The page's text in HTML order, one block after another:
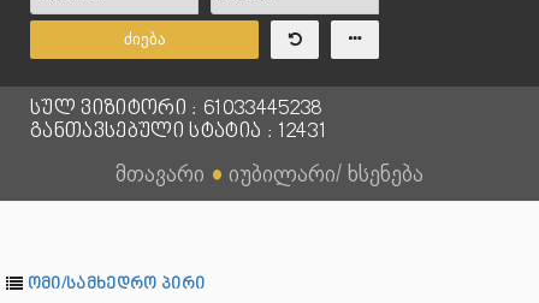
ძიება
სულ ვიზიტორი : 61033445238
განთავსებული სტატია : 12431
მთავარი ● იუბილარი/ ხსენება
ომი/სამხედრო პირი